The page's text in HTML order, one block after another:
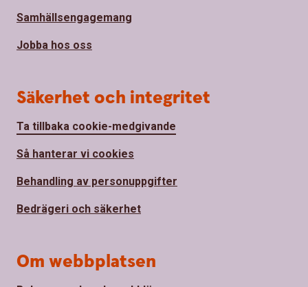
Samhällsengagemang
Jobba hos oss
Säkerhet och integritet
Ta tillbaka cookie-medgivande
Så hanterar vi cookies
Behandling av personuppgifter
Bedrägeri och säkerhet
Om webbplatsen